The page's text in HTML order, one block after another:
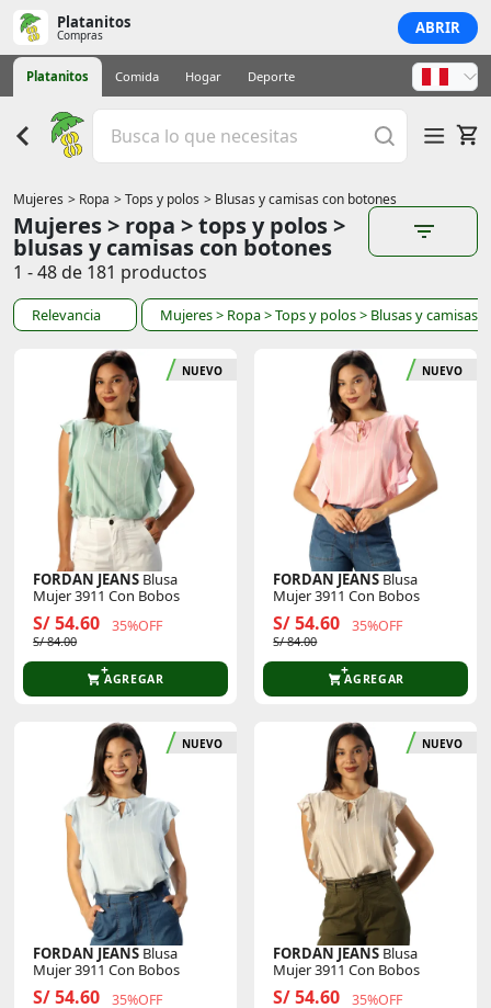
Platanitos
Compras ABRIR
Platanitos Comida Hogar Deporte
Mujeres > Ropa > Tops y polos > Blusas y camisas con botones
Mujeres > ropa > tops y polos >
blusas y camisas con botones
1 - 48 de 181 productos
Relevancia Mujeres> Ropa> Tops y polos> Blusas y camisas
NUEVO
FORDAN JEANS Blusa
Mujer 3911 Con Bobos
S/ 54.60 35%OFF
S/ 84.00
AGREGAR
NUEVO
FORDAN JEANS Blusa
Mujer 3911 Con Bobos
S/ 54.60 35%OFF
S/ 84.00
AGREGAR
NUEVO
FORDAN JEANS Blusa
Mujer 3911 Con Bobos
S/ 54.60 35%OFF
NUEVO
FORDAN JEANS Blusa
Mujer 3911 Con Bobos
S/ 54.60 35%OFF